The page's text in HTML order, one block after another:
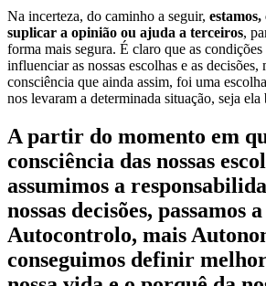
Na incerteza, do caminho a seguir,
suplicar a opinião ou ajuda a terceiros,
forma mais segura. É claro que as
influenciar as nossas escolhas e as decisões,
consciência que ainda assim, foi uma
nos levaram a determinada situação, seja ela
A partir do momento em
consciência das nossas
assumimos a
nossas decisões, passamos
Autocontrolo, mais
conseguimos definir